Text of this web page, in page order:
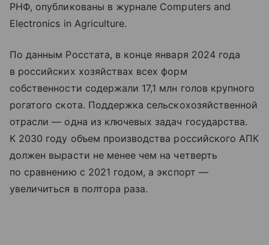
РНФ, опубликованы в журнале Computers and
Electronics in Agriculture.
По данным Росстата, в конце января 2024 года
в российских хозяйствах всех форм
собственности содержали 17,1 млн голов крупного
рогатого скота. Поддержка сельскохозяйственной
отрасли — одна из ключевых задач государства.
К 2030 году объем производства российского АПК
должен вырасти не менее чем на четверть
по сравнению с 2021 годом, а экспорт —
увеличиться в полтора раза.